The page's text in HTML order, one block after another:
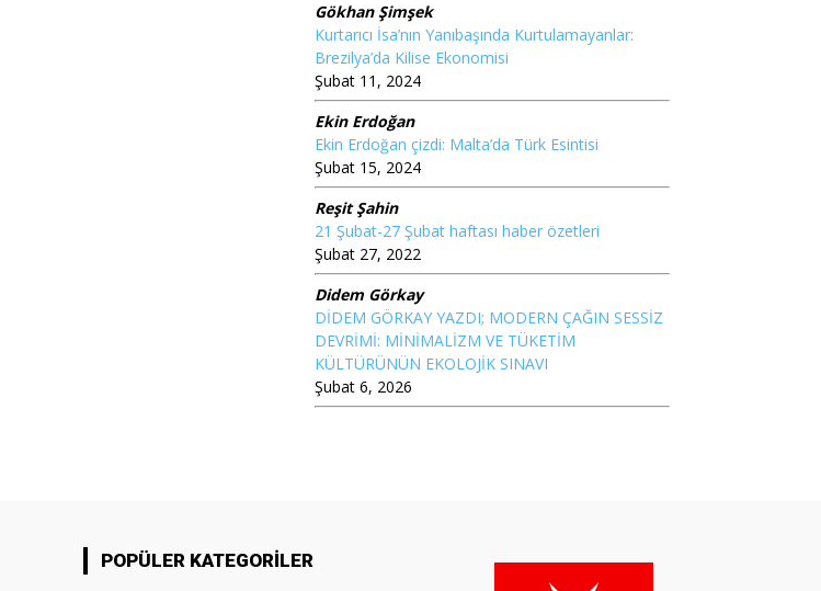
Gökhan Şimşek
Kurtarıcı İsa’nın Yanıbaşında Kurtulamayanlar:
Brezilya’da Kilise Ekonomisi
Şubat 11, 2024
Ekin Erdoğan
Ekin Erdoğan çizdi: Malta’da Türk Esintisi
Şubat 15, 2024
Reşit Şahin
21 Şubat-27 Şubat haftası haber özetleri
Şubat 27, 2022
Didem Görkay
DİDEM GÖRKAY YAZDI; MODERN ÇAĞIN SESSİZ
DEVRİMİ: MİNİMALİZM VE TÜKETİM
KÜLTÜRÜNÜN EKOLOJİK SINAVI
Şubat 6, 2026
POPÜLER KATEGORILER